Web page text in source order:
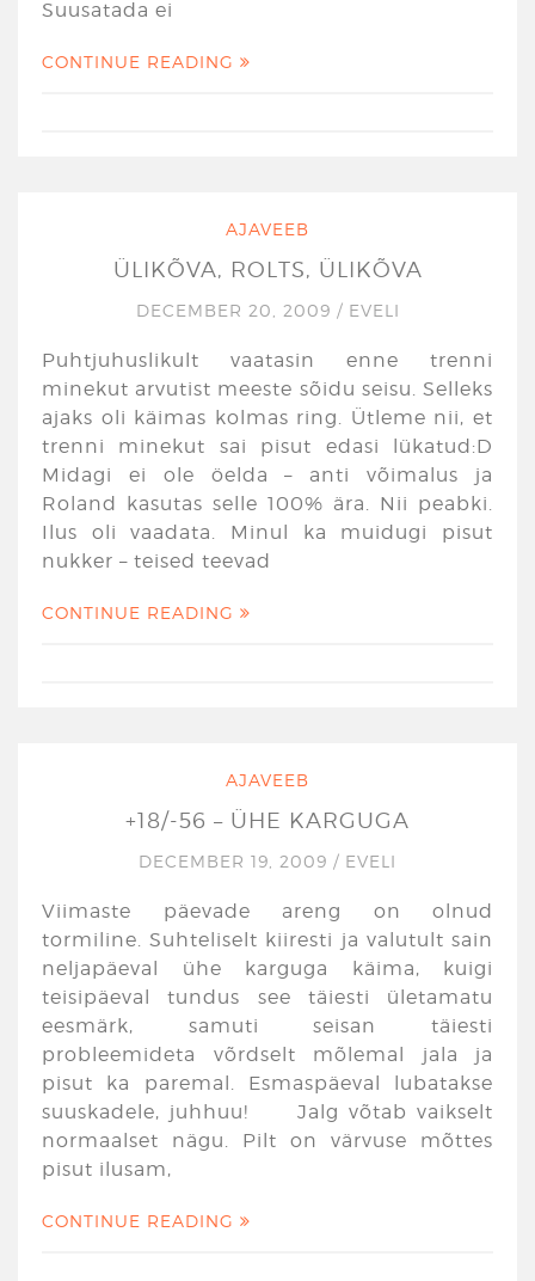
Suusatada ei
CONTINUE READING
AJAVEEB
ÜLIKÕVA, ROLTS, ÜLIKÕVA
DECEMBER 20, 2009 / EVELI
Puhtjuhuslikult vaatasin enne trenni
minekut arvutist meeste sõidu seisu. Selleks
ajaks oli käimas kolmas ring. Ütleme nii, et
trenni minekut sai pisut edasi lükatud:D
Midagi ei ole öelda – anti võimalus ja
Roland kasutas selle 100% ära. Nii peabki.
Ilus oli vaadata. Minul ka muidugi pisut
nukker – teised teevad
CONTINUE READING
AJAVEEB
+18/-56 – ÜHE KARGUGA
DECEMBER 19, 2009 / EVELI
Viimaste päevade areng on olnud
tormiline. Suhteliselt kiiresti ja valutult sain
neljapäeval ühe karguga käima, kuigi
teisipäeval tundus see täiesti ületamatu
eesmärk, samuti seisan täiesti
probleemideta võrdselt mõlemal jala ja
pisut ka paremal. Esmaspäeval lubatakse
suuskadele, juhhuu! Jalg võtab vaikselt
normaalset nägu. Pilt on värvuse mõttes
pisut ilusam,
CONTINUE READING